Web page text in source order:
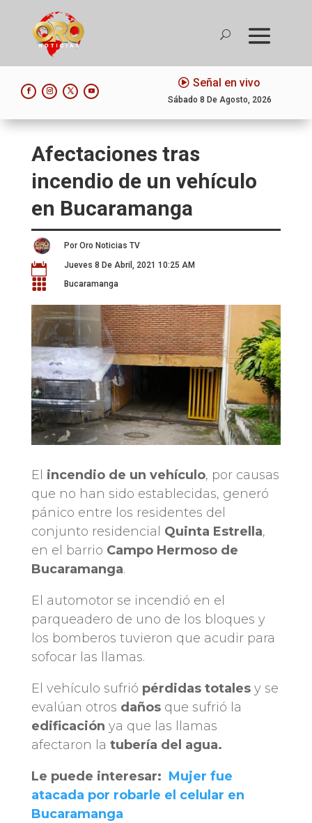
Señal en vivo
Sábado 8 De Agosto, 2026
Afectaciones tras
incendio de un vehículo
en Bucaramanga
Por Oro Noticias TV
 Jueves 8 De Abril, 2021 10:25 AM
 Bucaramanga
El incendio de un vehículo, por causas
que no han sido establecidas, generó
pánico entre los residentes del
conjunto residencial Quinta Estrella,
en el barrio Campo Hermoso de
Bucaramanga.
El automotor se incendió en el
parqueadero de uno de los bloques y
los bomberos tuvieron que acudir para
sofocar las llamas.
El vehículo sufrió pérdidas totalesy se
evalúan otros dañosque sufrió la
edificación ya que las llamas
afectaron la tubería del agua.
Le puede interesar: Mujer fue
atacada por robarle el celular en
Bucaramanga